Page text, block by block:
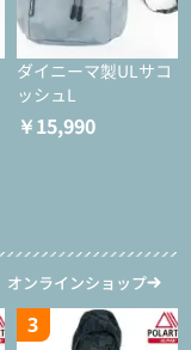
ダイニーマ製ULサコ
ッシュL
￥15,990
オンラインショップ
3